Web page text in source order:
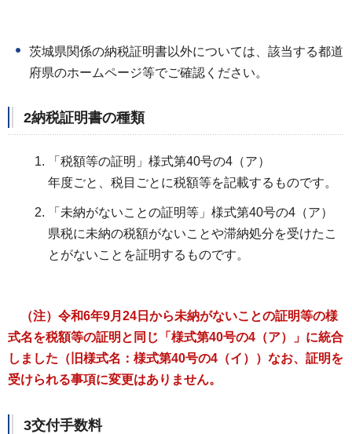
茨城県関係の納税証明書以外については、該当する都道
府県のホームページ等でご確認ください。
2納税証明書の種類
「税額等の証明」様式第40号の4（ア）
年度ごと、税目ごとに税額等を記載するものです。
「未納がないことの証明等」様式第40号の4（ア）
県税に未納の税額がないことや滞納処分を受けたこ
とがないことを証明するものです。
（注）令和6年9月24日から未納がないことの証明等の様
式名を税額等の証明と同じ「様式第40号の4（ア）」に統合
しました（旧様式名：様式第40号の4（イ））なお、証明を
受けられる事項に変更はありません。
3交付手数料